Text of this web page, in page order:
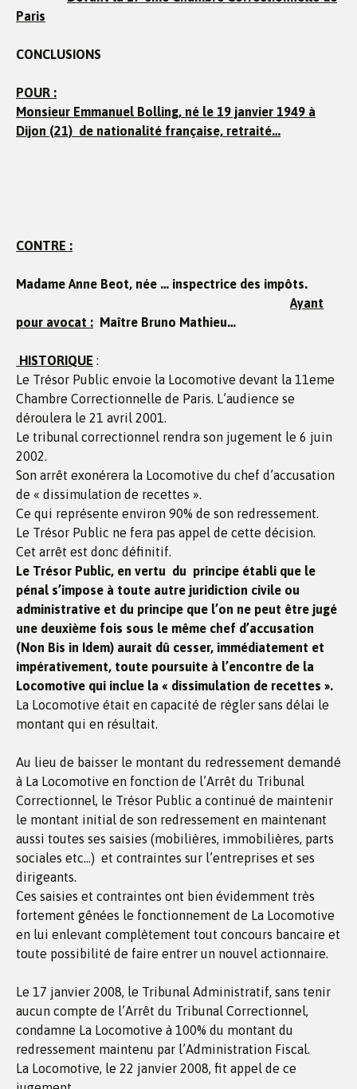
Paris
CONCLUSIONS
POUR :
Monsieur Emmanuel Bolling, né le 19 janvier 1949 à
Dijon (21) de nationalité française, retraité…
CONTRE :
Madame Anne Beot, née … inspectrice des impôts.
Ayant
pour avocat : Maître Bruno Mathieu…
HISTORIQUE :
Le Trésor Public envoie la Locomotive devant la 11eme
Chambre Correctionnelle de Paris. L’audience se
déroulera le 21 avril 2001.
Le tribunal correctionnel rendra son jugement le 6 juin
2002.
Son arrêt exonérera la Locomotive du chef d’accusation
de « dissimulation de recettes ».
Ce qui représente environ 90% de son redressement.
Le Trésor Public ne fera pas appel de cette décision.
Cet arrêt est donc définitif.
Le Trésor Public, en vertu du principe établi que le
pénal s’impose à toute autre juridiction civile ou
administrative et du principe que l’on ne peut être jugé
une deuxième fois sous le même chef d’accusation
(Non Bis in Idem) aurait dû cesser, immédiatement et
impérativement, toute poursuite à l’encontre de la
Locomotive qui inclue la « dissimulation de recettes ».
La Locomotive était en capacité de régler sans délai le
montant qui en résultait.
Au lieu de baisser le montant du redressement demandé
à La Locomotive en fonction de l’Arrêt du Tribunal
Correctionnel, le Trésor Public a continué de maintenir
le montant initial de son redressement en maintenant
aussi toutes ses saisies (mobilières, immobilières, parts
sociales etc…) et contraintes sur l’entreprises et ses
dirigeants.
Ces saisies et contraintes ont bien évidemment très
fortement gênées le fonctionnement de La Locomotive
en lui enlevant complètement tout concours bancaire et
toute possibilité de faire entrer un nouvel actionnaire.
Le 17 janvier 2008, le Tribunal Administratif, sans tenir
aucun compte de l’Arrêt du Tribunal Correctionnel,
condamne La Locomotive à 100% du montant du
redressement maintenu par l’Administration Fiscal.
La Locomotive, le 22 janvier 2008, fit appel de ce